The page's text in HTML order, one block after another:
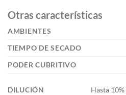
Otras características
AMBIENTES
TIEMPO DE SECADO
PODER CUBRITIVO
DILUCIÓN Hasta